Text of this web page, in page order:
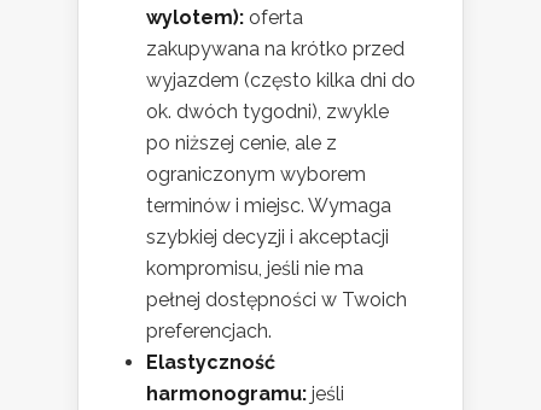
wylotem): oferta
zakupywana na krótko przed
wyjazdem (często kilka dni do
ok. dwóch tygodni), zwykle
po niższej cenie, ale z
ograniczonym wyborem
terminów i miejsc. Wymaga
szybkiej decyzji i akceptacji
kompromisu, jeśli nie ma
pełnej dostępności w Twoich
preferencjach.
Elastyczność
harmonogramu: jeśli